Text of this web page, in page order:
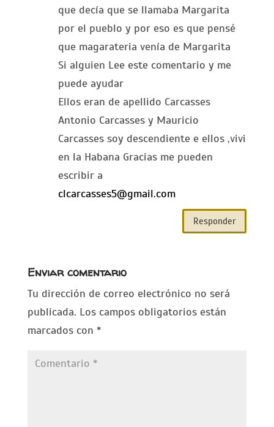
que decía que se llamaba Margarita
por el pueblo y por eso es que pensé
que magarateria venía de Margarita
Si alguien Lee este comentario y me
puede ayudar
Ellos eran de apellido Carcasses
Antonio Carcasses y Mauricio
Carcasses soy descendiente e ellos ,vivi
en la Habana Gracias me pueden
escribir a
clcarcasses5@gmail.com
Responder
Enviar comentario
Tu dirección de correo electrónico no será
publicada. Los campos obligatorios están
marcados con *